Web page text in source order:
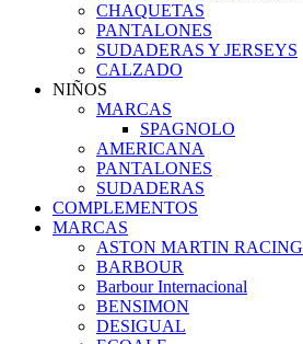
CHAQUETAS
PANTALONES
SUDADERAS Y JERSEYS
CALZADO
NIÑOS
MARCAS
SPAGNOLO
AMERICANA
PANTALONES
SUDADERAS
COMPLEMENTOS
MARCAS
ASTON MARTIN RACING
BARBOUR
Barbour Internacional
BENSIMON
DESIGUAL